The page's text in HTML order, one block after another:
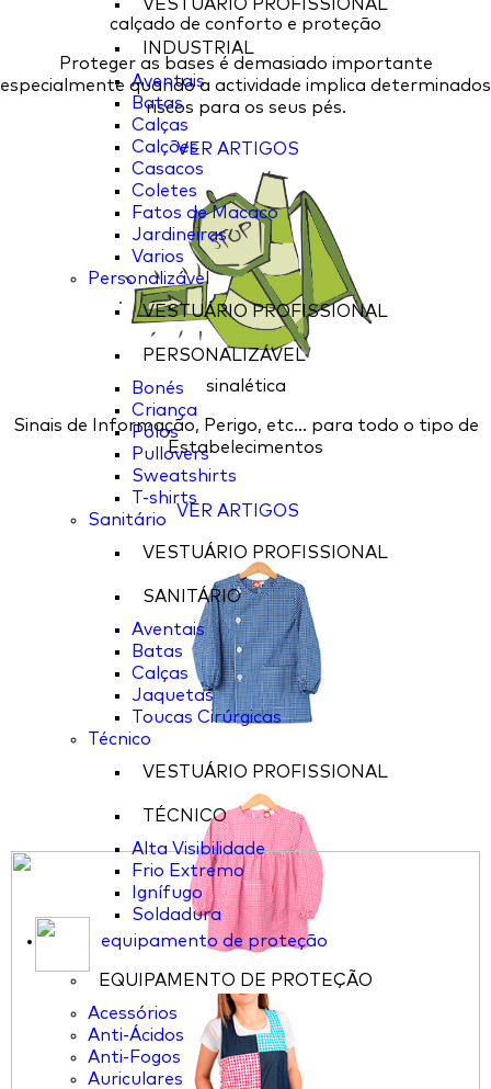
VESTUÁRIO PROFISSIONAL
INDUSTRIAL
Aventais
Batas
Calças
Calções
Casacos
Coletes
Fatos de Macaco
Jardineiras
Varios
Personalizável
VESTUÁRIO PROFISSIONAL
PERSONALIZÁVEL
Bonés
Criança
Pólos
Pullovers
Sweatshirts
T-shirts
Sanitário
VESTUÁRIO PROFISSIONAL
SANITÁRIO
Aventais
Batas
Calças
Jaquetas
Toucas Cirúrgicas
Técnico
VESTUÁRIO PROFISSIONAL
TÉCNICO
Alta Visibilidade
Frio Extremo
Ignífugo
Soldadura
equipamento de proteção
EQUIPAMENTO DE PROTEÇÃO
Acessórios
Anti-Ácidos
Anti-Fogos
Auriculares
calçado de conforto e proteção
Proteger as bases é demasiado importante
especialmente quando a actividade implica determinados
riscos para os seus pés.
VER ARTIGOS
sinalética
Sinais de Informação, Perigo, etc... para todo o tipo de
Estabelecimentos
VER ARTIGOS